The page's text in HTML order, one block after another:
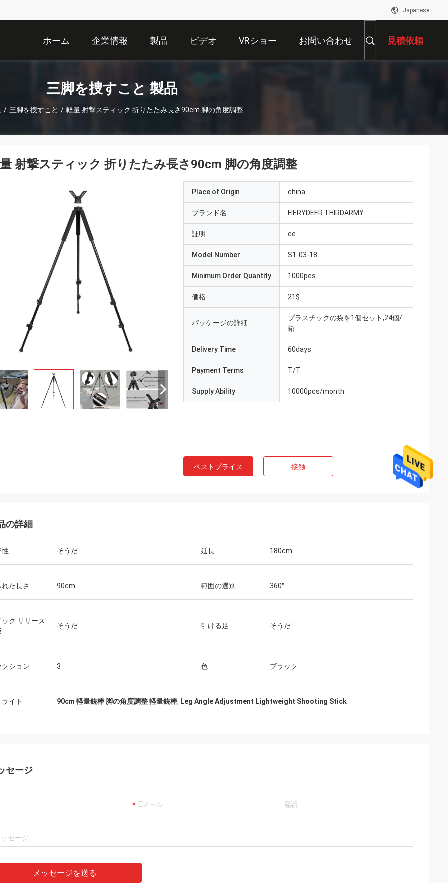
Japanese
ホーム 企業情報 製品 ビデオ VRショー お問い合わせ 見積依頼
三脚を捜すこと 製品
/ 三脚を捜すこと / 軽量 射撃スティック 折りたたみ長さ90cm 脚の角度調整
射撃スティック 折りたたみ長さ90cm 脚の角度調整
Place of Origin china
ブランド名 FIERYDEER THIRDARMY
証明 ce
Model Number S1-03-18
Minimum Order Quantity 1000pcs
価格 21$
パッケージの詳細
プラスチックの袋を1個セット,24個/
箱
Delivery Time 60days
Payment Terms T/T
Supply Ability 10000pcs/month
ベストプライス 接触
の詳細
性 そうだ 延長 180cm
れた長さ 90cm 範囲の選別 360°
ック リリース
そうだ 引ける足 そうだ
クション 3 色 ブラック
イト 90cm 軽量銃棒 脚の角度調整 軽量銃棒, Leg Angle Adjustment Lightweight Shooting Stick
セージ
メッセージを送る